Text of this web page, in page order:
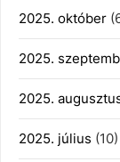
2025. október
2025.
2025.
2025. július (10)